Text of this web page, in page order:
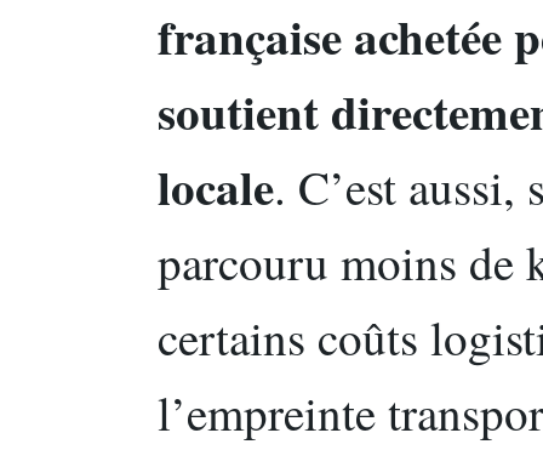
française achetée
soutient
locale. C’est
parcouru moins de
certains coûts
l’empreinte